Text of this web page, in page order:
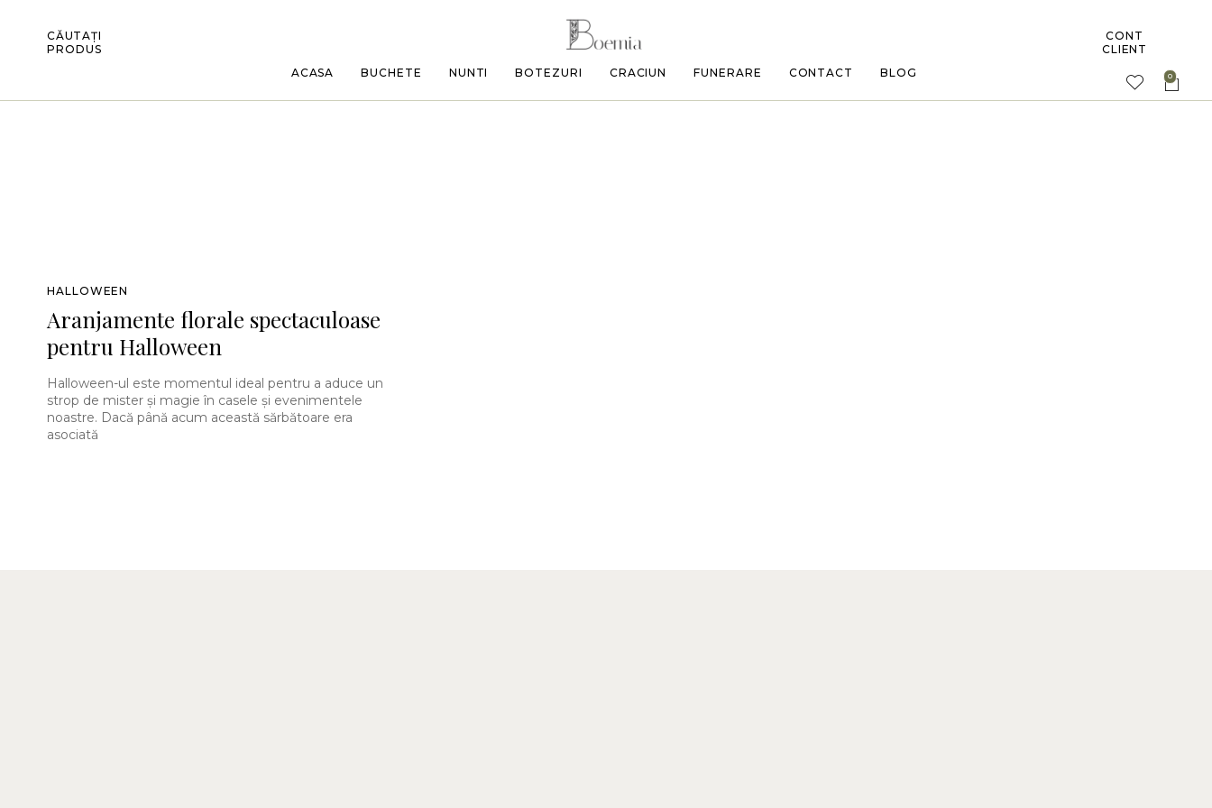
CĂUTAȚI
PRODUS
ACASA
BUCHETE NUNTI BOTEZURI CRACIUN FUNERARE CONTACT BLOG
CONT
CLIENT
HALLOWEEN
Aranjamente florale spectaculoase
pentru Halloween
Halloween-ul este momentul ideal pentru a aduce un
strop de mister și magie în casele și evenimentele
noastre. Dacă până acum această sărbătoare era
asociată